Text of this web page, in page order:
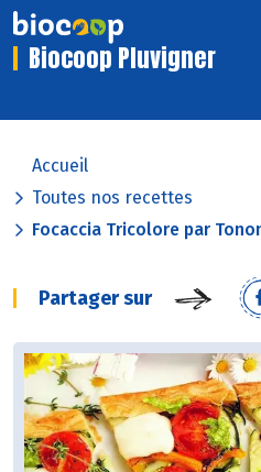
Biocoop Pluvigner
Accueil
Toutes nos recettes
Focaccia Tricolore par
Partager sur